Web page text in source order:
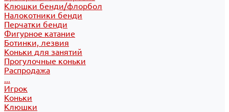
Клюшки бенди/флорбол
Налокотники бенди
Перчатки бенди
Фигурное катание
Ботинки, лезвия
Коньки для занятий
Прогулочные коньки
Распродажа
...
Игрок
Коньки
Клюшки